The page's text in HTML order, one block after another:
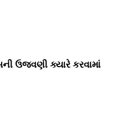
ઉજવણી ક્યારે કરવામાં